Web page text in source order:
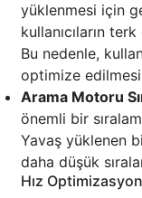
yüklenmesi için
kullanıcıların terk
Bu nedenle,
optimize edilmesi
Arama Motoru
önemli bir
Yavaş yüklenen
daha düşük
Hız